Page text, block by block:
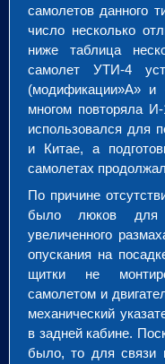
самолетов данного
число несколько
ниже таблица
самолет УТИ-4
(модификации»А» и
многом повторяла
использовался для
и Китае, а
самолетах
По причине
было люков для
увеличенного
опускания на
щитки не
самолетом и
механический
в задней кабине.
было, то для связи